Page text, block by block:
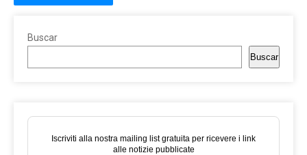
Buscar
Buscar
Iscriviti alla nostra mailing list gratuita per ricevere i link
alle notizie pubblicate